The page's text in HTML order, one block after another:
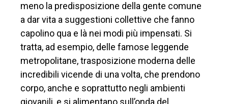
meno la predisposizione della gente comune
a dar vita a suggestioni collettive che fanno
capolino qua e là nei modi più impensati. Si
tratta, ad esempio, delle famose leggende
metropolitane, trasposizione moderna delle
incredibili vicende di una volta, che prendono
corpo, anche e soprattutto negli ambienti